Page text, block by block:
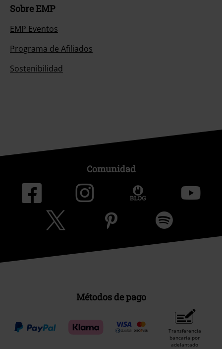
Sobre EMP
EMP Eventos
Programa de Afiliados
Sostenibilidad
Comunidad
Métodos de pago
Transferencia
bancaria por
adelantado